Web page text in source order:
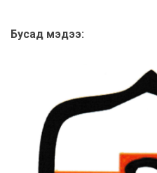
Бусад мэдээ: